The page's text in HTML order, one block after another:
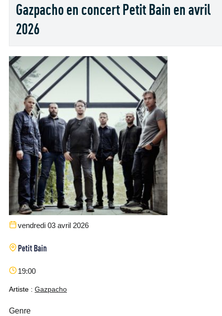
Gazpacho en concert Petit Bain en avril
2026
vendredi 03 avril 2026
Petit Bain
19:00
Artiste : Gazpacho
Genre